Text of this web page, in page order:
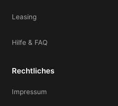
Leasing
Hilfe & FAQ
Rechtliches
Impressum